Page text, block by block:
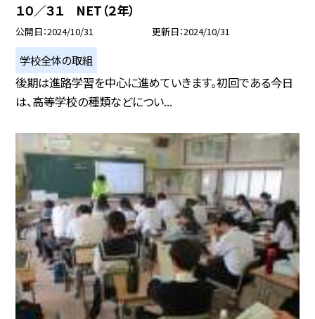
１０／３１ NET（２年）
公開日 2024/10/31 更新日 2024/10/31
学校全体の取組
後期は進路学習を中心に進めていきます。初回である今日
は、高等学校の種類などについ...